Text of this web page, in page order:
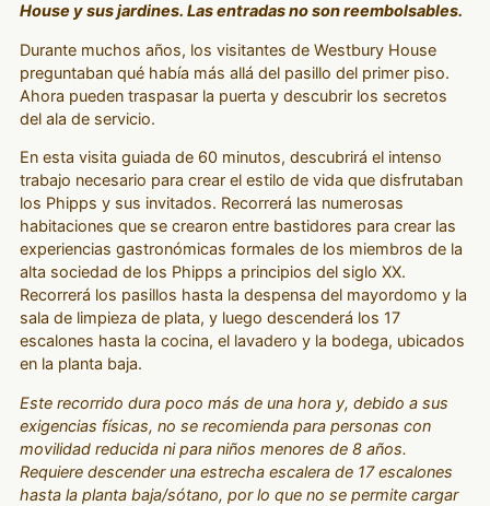
House y sus jardines. Las entradas no son reembolsables.
Durante muchos años, los visitantes de Westbury House
preguntaban qué había más allá del pasillo del primer piso.
Ahora pueden traspasar la puerta y descubrir los secretos
del ala de servicio.
En esta visita guiada de 60 minutos, descubrirá el intenso
trabajo necesario para crear el estilo de vida que disfrutaban
los Phipps y sus invitados. Recorrerá las numerosas
habitaciones que se crearon entre bastidores para crear las
experiencias gastronómicas formales de los miembros de la
alta sociedad de los Phipps a principios del siglo XX.
Recorrerá los pasillos hasta la despensa del mayordomo y la
sala de limpieza de plata, y luego descenderá los 17
escalones hasta la cocina, el lavadero y la bodega, ubicados
en la planta baja.
Este recorrido dura poco más de una hora y, debido a sus
exigencias físicas, no se recomienda para personas con
movilidad reducida ni para niños menores de 8 años.
Requiere descender una estrecha escalera de 17 escalones
hasta la planta baja/sótano, por lo que no se permite cargar